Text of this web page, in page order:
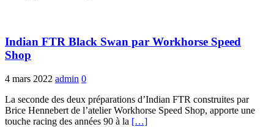
Indian FTR Black Swan par Workhorse Speed
Shop
4 mars 2022 admin 0
La seconde des deux préparations d’Indian FTR construites par
Brice Hennebert de l’atelier Workhorse Speed Shop, apporte une
touche racing des années 90 à la […]